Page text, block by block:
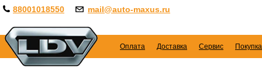
88001018550 mail@auto-maxus.ru
Оплата Доставка Сервис